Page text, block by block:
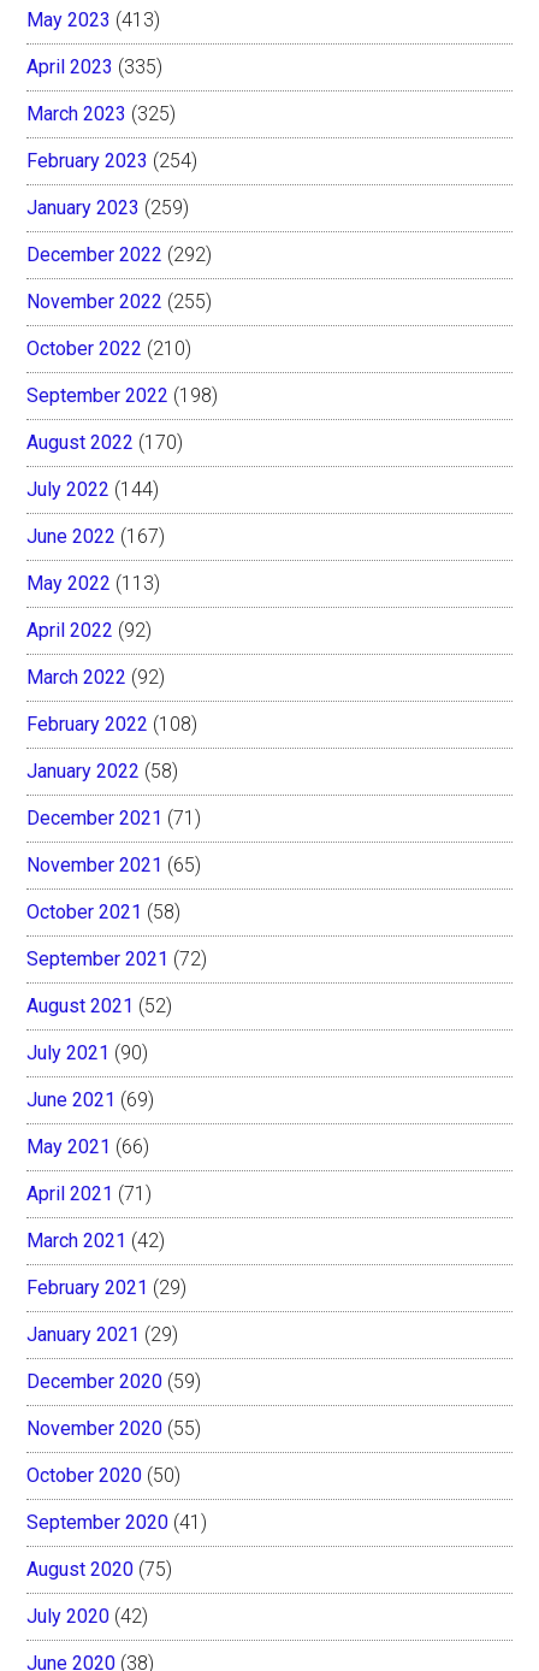
May 2023 (413)
April 2023 (335)
March 2023 (325)
February 2023 (254)
January 2023 (259)
December 2022 (292)
November 2022 (255)
October 2022 (210)
September 2022 (198)
August 2022 (170)
July 2022 (144)
June 2022 (167)
May 2022 (113)
April 2022 (92)
March 2022 (92)
February 2022 (108)
January 2022 (58)
December 2021 (71)
November 2021 (65)
October 2021 (58)
September 2021 (72)
August 2021 (52)
July 2021 (90)
June 2021 (69)
May 2021 (66)
April 2021 (71)
March 2021 (42)
February 2021 (29)
January 2021 (29)
December 2020 (59)
November 2020 (55)
October 2020 (50)
September 2020 (41)
August 2020 (75)
July 2020 (42)
June 2020 (38)